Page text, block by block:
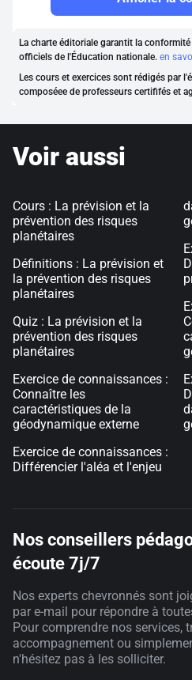
La charte éditoriale garantit la
officiels de l'Éducation nationale. en
Les cours et exercices sont rédigés par
composéee de professeurs certififés et
Voir aussi
Cours : La prévision et la
prévention des risques
planétaires
Définitions : La prévision et
la prévention des risques
planétaires
Quiz : La prévision et la
prévention des risques
planétaires
Exercice de connaissances :
Connaître les
caractéristiques de la
géodynamique externe
Exercice de connaissances :
Différencier l'aléa et l'enjeu
Nos conseillers
écoute 7j/7
Nos experts chevronnés sont
par e-mail pour répondre à
Pour comprendre nos services,
accompagnement ou
n'hésitez pas à les solliciter.